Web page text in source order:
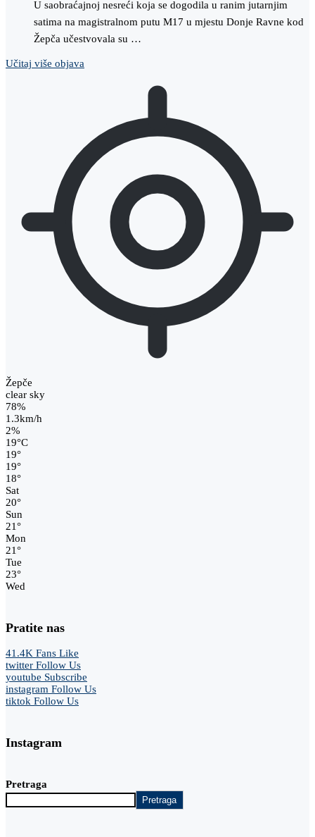
U saobraćajnoj nesreći koja se dogodila u ranim jutarnjim
satima na magistralnom putu M17 u mjestu Donje Ravne kod
Žepča učestvovala su …
Učitaj više objava
Žepče
clear sky
78%
1.3km/h
2%
19°C
19°
19°
18°
Sat
20°
Sun
21°
Mon
21°
Tue
23°
Wed
Pratite nas
41.4K Fans Like
twitter Follow Us
youtube Subscribe
instagram Follow Us
tiktok Follow Us
Instagram
Pretraga
Pretraga